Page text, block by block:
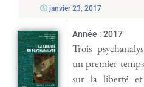
janvier 23, 2017
Année : 2017
Trois
un premier
sur la liberté